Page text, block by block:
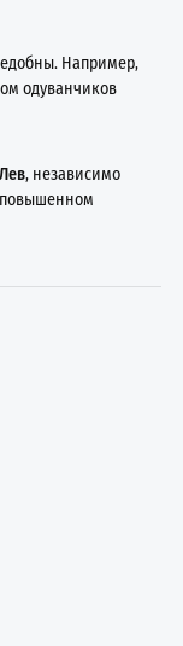
Например,
одуванчиков
Лев, независимо
повышенном